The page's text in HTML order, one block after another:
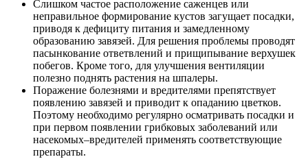
Слишком частое расположение саженцев или
неправильное формирование кустов загущает посадки,
приводя к дефициту питания и замедленному
образованию завязей. Для решения проблемы проводят
пасынкование ответвлений и прищипывание верхушек
побегов. Кроме того, для улучшения вентиляции
полезно поднять растения на шпалеры.
Поражение болезнями и вредителями препятствует
появлению завязей и приводит к опаданию цветков.
Поэтому необходимо регулярно осматривать посадки и
при первом появлении грибковых заболеваний или
насекомых–вредителей применять соответствующие
препараты.